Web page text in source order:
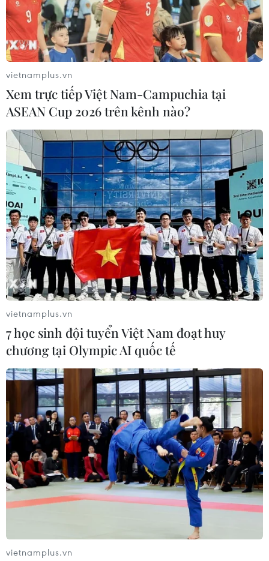
Cận cảnh Liverpool ngược dòng
giành chiến thắng trước Villarreal
03/05/2022 22:39
Liverpool đã ngược dòng giành chiến thắng kịch tính 3-2
trước Villarreal ở lượt về, để thẳng tiến vào chung kết
Champions League với tổng tỷ số 5-2 sau hai lượt trận ở
bán kết.
Premier League: Liverpool mất điểm trên
sân nhà, M.U thảm bại
08/05/2022 01:12
Liverpool đang đứng trước nguy cơ để cho Manchester
City bỏ xa đến 3 điểm trong cuộc đua ngôi vương, sau
khi chỉ giành kết quả hòa 1-1 trước Tottenham trên sân
nhà.
vietnamplus.vn
Xem trực tiếp Việt Nam-Campuchia tại
ASEAN Cup 2026 trên kênh nào?
vietnamplus.vn
7 học sinh đội tuyển Việt Nam đoạt huy
chương tại Olympic AI quốc tế
vietnamplus.vn